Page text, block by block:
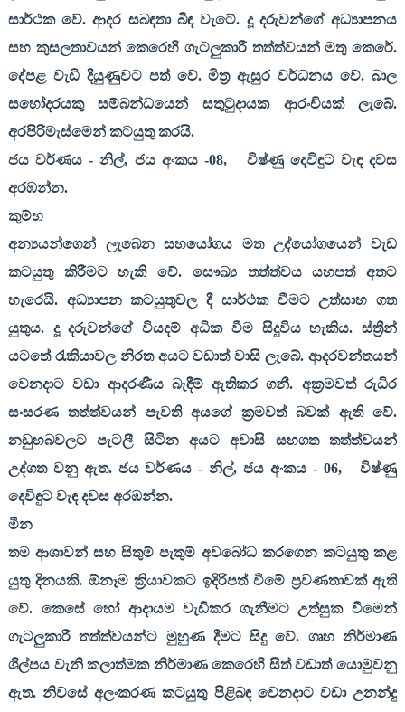
සාර්ථක වේ. ආදර සබඳතා බිඳ වැටේ. දූ දරුවන්ගේ අධ්‍යාපනය
සහ කුසලතාවයන් කෙරෙහි ගැටලුකාරී තත්ත්වයන් මතු කෙරේ.
දේපළ වැඩි දියුණුවට පත් වේ. මිත්‍ර ඇසුර වර්ධනය වේ. බාල
සහෝදරයකු සම්බන්ධයෙන් සතුටුදායක ආරංචියක් ලැබේ.
අරපිරිමැස්මෙන් කටයුතු කරයි.
ජය වර්ණය - නිල්, ජය අංකය -08,
විෂ්ණු දෙවිඳුට වැඳ දවස
අරඹන්න.
කුම්භ
අන්‍යයන්ගෙන් ලැබෙන සහයෝගය මත උද්යෝගයෙන් වැඩ
කටයුතු කිරීමට හැකි වේ. සෞඛ්‍ය තත්ත්වය යහපත් අතට
හැරෙයි. අධ්‍යාපන කටයුතුවල දී සාර්ථක වීමට උත්සාහ ගත
යුතුය. දූ දරුවන්ගේ වියදම් අධික වීම සිදුවිය හැකිය. ස්ත්‍රීන්
යටතේ රැකියාවල නිරත අයට වඩාත් වාසි ලැබේ. ආදරවන්තයන්
වෙනදාට වඩා ආදරණීය බැඳීම් ඇතිකර ගනී. අක්‍රමවත් රුධිර
සංසරණ තත්ත්වයන් පැවති අයගේ ක්‍රමවත් බවක් ඇති වේ.
නඩුහබවලට පැටලී සිටින අයට අවාසි සහගත තත්ත්වයන්
උද්ගත වනු ඇත. ජය වර්ණය - නිල්, ජය අංකය -06,
විෂ්ණු
දෙවිඳුට වැඳ දවස අරඹන්න.
මීන
තම ආශාවන් සහ සිතුම් පැතුම් අවබෝධ කරගෙන කටයුතු කළ
යුතු දිනයකි. ඕනෑම ක්‍රියාවකට ඉදිරිපත් වීමේ ප්‍රවණතාවක් ඇති
වේ. කෙසේ හෝ ආදායම වැඩිකර ගැනීමට උත්සුක වීමෙන්
ගැටලුකාරී තත්ත්වයන්ට මුහුණ දීමට සිදු වේ. ගෘහ නිර්මාණ
ශිල්පය වැනි කලාත්මක නිර්මාණ කෙරෙහි සිත් වඩාත් යොමුවනු
ඇත. නිවසේ අලංකරණ කටයුතු පිළිබඳ වෙනදාට වඩා උනන්දු